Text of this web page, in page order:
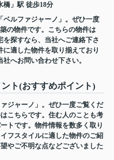
橋 」駅 徒歩18分
ベルファジャーノ」。ぜひ一度
の物件です。こちらの物件は
を探すなら、当社へご連絡下さ
に適した物件を取り揃えており
へお問い合わせ下さい。
ト(おすすめポイント)
ジャーノ」。ぜひ一度ご覧くだ
こちらです。住む人のことも考
トです。物件情報を数多く取り
フスタイルに適した物件のご紹
やご不明な点などございました